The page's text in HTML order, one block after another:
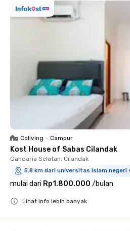
Coliving • Campur
Kost House of Sabas Cilandak
Gandaria Selatan, Cilandak
5.8 km dari universitas islam
mulai dari Rp1.800.000 /bulan
Lihat info lebih banyak